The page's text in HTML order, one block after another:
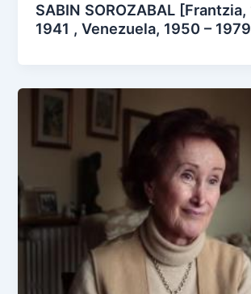
SABIN SOROZABAL [Frantzia,
1941 , Venezuela, 1950 –